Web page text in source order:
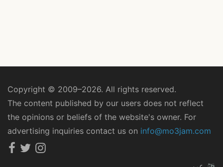
Copyright © 2009–2026. All rights reserved.
The content published by our users does not reflect
the opinions or beliefs of the website's owner. For
advertising inquiries contact us on info@mo3jam.com